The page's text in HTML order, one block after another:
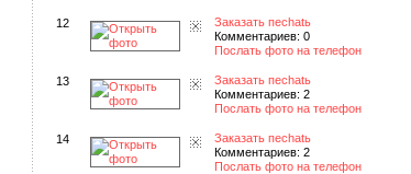
12
Заказать пеchatь
Комментариев: 0
Послать фото на телефон
13
Заказать пеchatь
Комментариев: 2
Послать фото на телефон
14
Заказать пеchatь
Комментариев: 2
Послать фото на телефон